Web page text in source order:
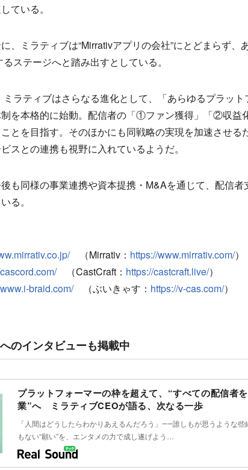
ている。
、ミラティブは“Mirrativアプリの会社”にとどまらず、
ステージへと踏み出すとしている。
ラティブはさらなる進化として、「あらゆるプラット
を本格的に始動。配信者の「①ファン獲得」「②収益
とを目指す。そのほかにも同戦略の実現を加速させる
スとの連携も視野に入れているようだ。
も同様の事業連携や資本提携・M&Aを通じて、配信者
る。
（Mirrativ： https://www.mirrativ.com/）
（CastCraft： https://castcraft.live/）
braid.com/（ぶいきゃす： https://v-cas.com/）
のインタビューも掲載中
プラットフォーマーの枠を超えて、“すべての配信者
業”へ ミラティブCEOが語る、次なる一歩
「人間はどうしたらわかりあえるんだろう」――誰しもが思うような
もない“願い”を、エンタメの力で成し遂げよう…